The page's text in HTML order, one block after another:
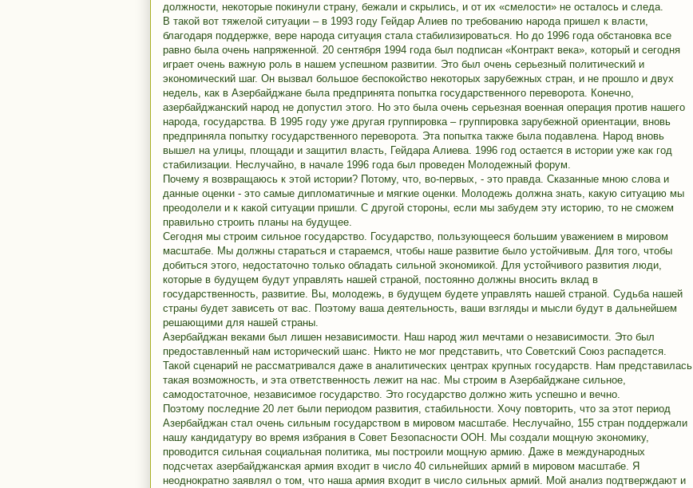
должности, некоторые покинули страну, бежали и скрылись, и от их «смелости» не осталось и следа.
В такой вот тяжелой ситуации – в 1993 году Гейдар Алиев по требованию народа пришел к власти,
благодаря поддержке, вере народа ситуация стала стабилизироваться. Но до 1996 года обстановка все
равно была очень напряженной. 20 сентября 1994 года был подписан «Контракт века», который и сегодня
играет очень важную роль в нашем успешном развитии. Это был очень серьезный политический и
экономический шаг. Он вызвал большое беспокойство некоторых зарубежных стран, и не прошло и двух
недель, как в Азербайджане была предпринята попытка государственного переворота. Конечно,
азербайджанский народ не допустил этого. Но это была очень серьезная военная операция против нашего
народа, государства. В 1995 году уже другая группировка – группировка зарубежной ориентации, вновь
предприняла попытку государственного переворота. Эта попытка также была подавлена. Народ вновь
вышел на улицы, площади и защитил власть, Гейдара Алиева. 1996 год остается в истории уже как год
стабилизации. Неслучайно, в начале 1996 года был проведен Молодежный форум.
Почему я возвращаюсь к этой истории? Потому, что, во-первых, - это правда. Сказанные мною слова и
данные оценки - это самые дипломатичные и мягкие оценки. Молодежь должна знать, какую ситуацию мы
преодолели и к какой ситуации пришли. С другой стороны, если мы забудем эту историю, то не сможем
правильно строить планы на будущее.
Сегодня мы строим сильное государство. Государство, пользующееся большим уважением в мировом
масштабе. Мы должны стараться и стараемся, чтобы наше развитие было устойчивым. Для того, чтобы
добиться этого, недостаточно только обладать сильной экономикой. Для устойчивого развития люди,
которые в будущем будут управлять нашей страной, постоянно должны вносить вклад в
государственность, развитие. Вы, молодежь, в будущем будете управлять нашей страной. Судьба нашей
страны будет зависеть от вас. Поэтому ваша деятельность, ваши взгляды и мысли будут в дальнейшем
решающими для нашей страны.
Азербайджан веками был лишен независимости. Наш народ жил мечтами о независимости. Это был
предоставленный нам исторический шанс. Никто не мог представить, что Советский Союз распадется.
Такой сценарий не рассматривался даже в аналитических центрах крупных государств. Нам представилась
такая возможность, и эта ответственность лежит на нас. Мы строим в Азербайджане сильное,
самодостаточное, независимое государство. Это государство должно жить успешно и вечно.
Поэтому последние 20 лет были периодом развития, стабильности. Хочу повторить, что за этот период
Азербайджан стал очень сильным государством в мировом масштабе. Неслучайно, 155 стран поддержали
нашу кандидатуру во время избрания в Совет Безопасности ООН. Мы создали мощную экономику,
проводится сильная социальная политика, мы построили мощную армию. Даже в международных
подсчетах азербайджанская армия входит в число 40 сильнейших армий в мировом масштабе. Я
неоднократно заявлял о том, что наша армия входит в число сильных армий. Мой анализ подтверждают и